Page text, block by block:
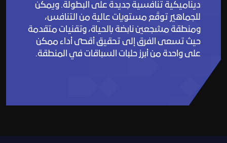
ديناميكية تنافسية جديدة على البطولة. ويمكن
للجماهير توقّع مستويات عالية من التنافس،
ومنطقة مشجعين نابضة بالحياة، وتقنيات متقدمة
حيث تسعى الفرق إلى تحقيق أقصى أداء ممكن
على واحدة من أبرز حلبات السباقات في المنطقة.
Assistant
Hi there! How can I
help you today?
Welcome! How can I help you today?